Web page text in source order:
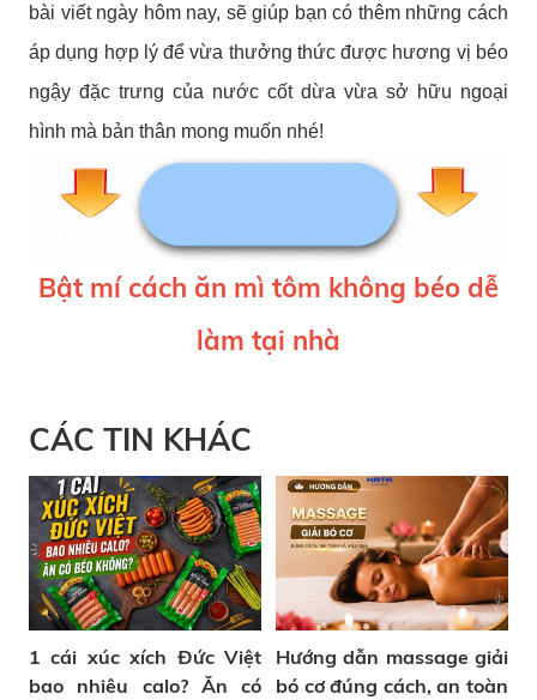
bài viết ngày hôm nay, sẽ giúp bạn có thêm những cách
áp dụng hợp lý để vừa thưởng thức được hương vị béo
ngậy đặc trưng của nước cốt dừa vừa sở hữu ngoại
hình mà bản thân mong muốn nhé!
Bật mí cách ăn mì tôm không béo dễ
làm tại nhà
CÁC TIN KHÁC
1 cái xúc xích Đức Việt
bao nhiêu calo? Ăn có
Hướng dẫn massage giải
bó cơ đúng cách, an toàn